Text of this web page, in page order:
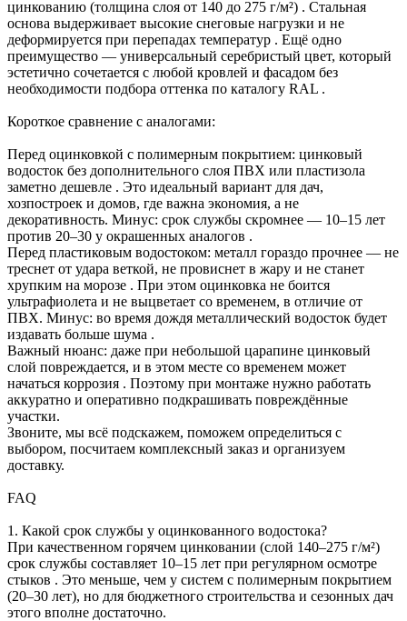
цинкованию (толщина слоя от 140 до 275 г/м²) . Стальная
основа выдерживает высокие снеговые нагрузки и не
деформируется при перепадах температур . Ещё одно
преимущество — универсальный серебристый цвет, который
эстетично сочетается с любой кровлей и фасадом без
необходимости подбора оттенка по каталогу RAL .
Короткое сравнение с аналогами:
Перед оцинковкой с полимерным покрытием: цинковый
водосток без дополнительного слоя ПВХ или пластизола
заметно дешевле . Это идеальный вариант для дач,
хозпостроек и домов, где важна экономия, а не
декоративность. Минус: срок службы скромнее — 10–15 лет
против 20–30 у окрашенных аналогов .
Перед пластиковым водостоком: металл гораздо прочнее — не
треснет от удара веткой, не провиснет в жару и не станет
хрупким на морозе . При этом оцинковка не боится
ультрафиолета и не выцветает со временем, в отличие от
ПВХ. Минус: во время дождя металлический водосток будет
издавать больше шума .
Важный нюанс: даже при небольшой царапине цинковый
слой повреждается, и в этом месте со временем может
начаться коррозия . Поэтому при монтаже нужно работать
аккуратно и оперативно подкрашивать повреждённые
участки.
Звоните, мы всё подскажем, поможем определиться с
выбором, посчитаем комплексный заказ и организуем
доставку.
FAQ
1. Какой срок службы у оцинкованного водостока?
При качественном горячем цинковании (слой 140–275 г/м²)
срок службы составляет 10–15 лет при регулярном осмотре
стыков . Это меньше, чем у систем с полимерным покрытием
(20–30 лет), но для бюджетного строительства и сезонных дач
этого вполне достаточно.